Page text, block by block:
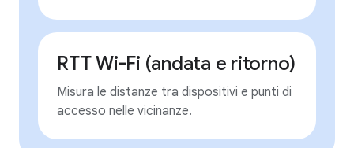
RTT Wi-Fi (andata e ritorno)
Misura le distanze tra dispositivi e punti di
accesso nelle vicinanze.